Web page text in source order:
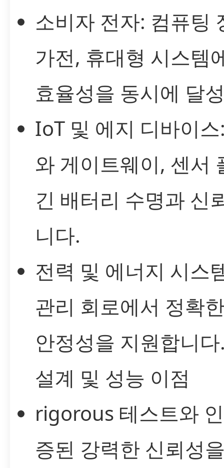
소비자 전자: 컴퓨팅
가전, 휴대형 시스템
효율성을 동시에 달
IoT 및 에지 디바이
와 게이트웨이, 센서
긴 배터리 수명과 신
니다.
전력 및 에너지 시스
관리 회로에서 정확
안정성을 지원합니
설계 및 성능 이점
rigorous 테스트와
증된 강력한 신뢰성